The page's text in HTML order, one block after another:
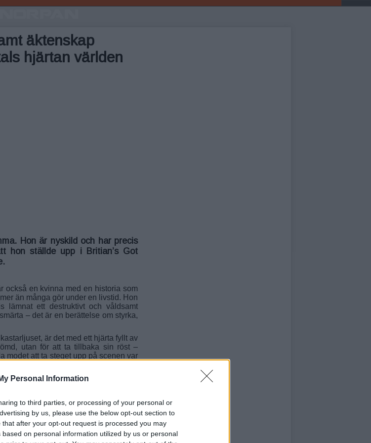
Personal Information
to third parties, or processing of your personal or
by us, please use the below opt-out section to
after your opt-out request is processed you may
on personal information utilized by us or personal
äktenskap
hjärtan världen
Hon är nyskild och har precis
hon ställde upp i Britian’s Got
också en kvinna med en historia som
än många gör under en livstid. Hon
lämnat ett destruktivt och våldsamt
– det är en berättelse om styrka,
är det med ett hjärta fyllt av
utan för att ta tillbaka sin röst –
modet att ta steget upp på scenen var
och sig själv – vad hon verkligen var
Det är som om varje ord bär på ett
själfull, och så full av sårbarhet
hennes historia: av kamp, moderskap,